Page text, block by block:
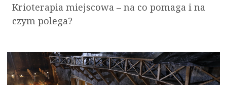
Krioterapia miejscowa – na co pomaga i na
czym polega?